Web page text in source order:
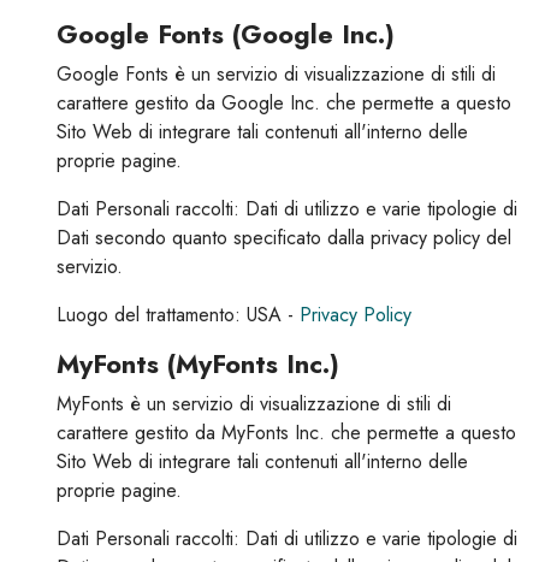
Google Fonts (Google Inc.)
Google Fonts è un servizio di visualizzazione di stili di
carattere gestito da Google Inc. che permette a questo
Sito Web di integrare tali contenuti all'interno delle
proprie pagine.
Dati Personali raccolti: Dati di utilizzo e varie tipologie di
Dati secondo quanto specificato dalla privacy policy del
servizio.
Luogo del trattamento: USA - Privacy Policy
MyFonts (MyFonts Inc.)
MyFonts è un servizio di visualizzazione di stili di
carattere gestito da MyFonts Inc. che permette a questo
Sito Web di integrare tali contenuti all'interno delle
proprie pagine.
Dati Personali raccolti: Dati di utilizzo e varie tipologie di